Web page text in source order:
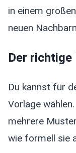
in einem
neuen
Der richtige
Du kannst für
Vorlage
mehrere
wie formell sie